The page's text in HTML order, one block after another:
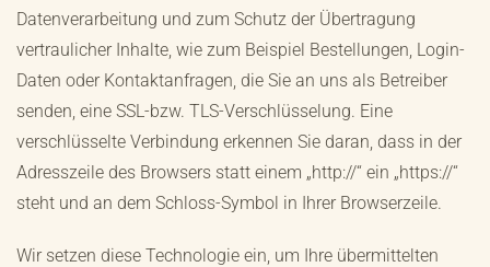
Datenverarbeitung und zum Schutz der Übertragung
vertraulicher Inhalte, wie zum Beispiel Bestellungen, Login-
Daten oder Kontaktanfragen, die Sie an uns als Betreiber
senden, eine SSL-bzw. TLS-Verschlüsselung. Eine
verschlüsselte Verbindung erkennen Sie daran, dass in der
Adresszeile des Browsers statt einem „http://“ ein „https://“
steht und an dem Schloss-Symbol in Ihrer Browserzeile.
Wir setzen diese Technologie ein, um Ihre übermittelten